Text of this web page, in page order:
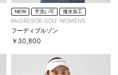
NEW 手洗い可 撥水加工
McGREGOR GOLF WOMENS
フーディブルゾン
￥30,800